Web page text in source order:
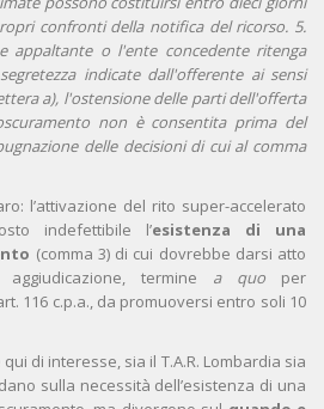
confronti della notifica del ricorso. 5.
appaltante o l'ente concedente ritenga
indicate dall'offerente ai sensi
a), l'ostensione delle parti dell'offerta
non è consentita prima del
delle decisioni di cui al comma
l’attivazione del rito super-accelerato
indefettibile l’esistenza
di una
(comma 3) di cui dovrebbe darsi atto
termine a quo per
116 c.p.a., da promuoversi entro soli 10
di interesse, sia il T.A.R. Lombardia sia
sulla necessità dell’esistenza di una